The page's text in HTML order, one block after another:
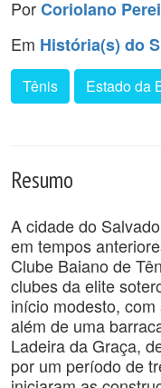
PorCoriolano
Em História(s) do
Tênis Estado da
Resumo
A cidade do
em tempos
Clube Baiano de
clubes da elite
início modesto,
além de uma
Ladeira da Graça,
por um período de